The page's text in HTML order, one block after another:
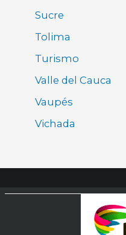
Sucre
Tolima
Turismo
Valle del Cauca
Vaupés
Vichada